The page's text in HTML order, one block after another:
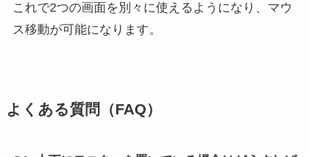
これで2つの画面を別々に使えるようになり、マウ
ス移動が可能になります。
よくある質問（FAQ）